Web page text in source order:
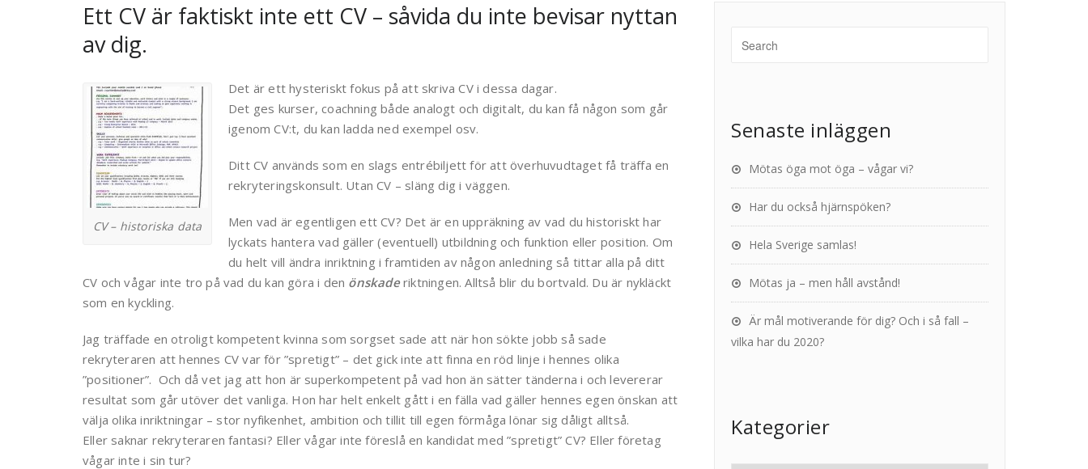
Ett CV är faktiskt inte ett CV – såvida du inte bevisar nyttan
av dig.
CV – historiska data
Det är ett hysteriskt fokus på att skriva CV i dessa dagar.
Det ges kurser, coachning både analogt och digitalt, du kan få någon som går
igenom CV:t, du kan ladda ned exempel osv.
Ditt CV används som en slags entrébiljett för att överhuvudtaget få träffa en
rekryteringskonsult. Utan CV – släng dig i väggen.
Men vad är egentligen ett CV? Det är en uppräkning av vad du historiskt har
lyckats hantera vad gäller (eventuell) utbildning och funktion eller position. Om
du helt vill ändra inriktning i framtiden av någon anledning så tittar alla på ditt
CV och vågar inte tro på vad du kan göra i den önskaderiktningen. Alltså blir du bortvald. Du är nykläckt
som en kyckling.
Jag träffade en otroligt kompetent kvinna som sorgset sade att när hon sökte jobb så sade
rekryteraren att hennes CV var för ”spretigt” – det gick inte att finna en röd linje i hennes olika
”positioner”. Och då vet jag att hon är superkompetent på vad hon än sätter tänderna i och levererar
resultat som går utöver det vanliga. Hon har helt enkelt gått i en fälla vad gäller hennes egen önskan att
välja olika inriktningar – stor nyfikenhet, ambition och tillit till egen förmåga lönar sig dåligt alltså.
Eller saknar rekryteraren fantasi? Eller vågar inte föreslå en kandidat med ”spretigt” CV? Eller företag
vågar inte i sin tur?
Senaste inläggen
Mötas öga mot öga – vågar vi?
Har du också hjärnspöken?
Hela Sverige samlas!
Mötas ja – men håll avstånd!
Är mål motiverande för dig? Och i så fall –
vilka har du 2020?
Kategorier